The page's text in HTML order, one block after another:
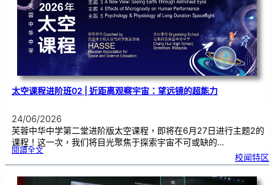
太空课程进阶班02 | 近距离观察宇宙：望远镜的超能力
24/06/2026
芙蓉中华中学第二堂进阶版太空课程，即将在6月27日进行主题2的
课程！这一次，我们将目光聚焦于探索宇宙不可或缺的…
閱讀全文:太
课
程
阶
班
校闻特区